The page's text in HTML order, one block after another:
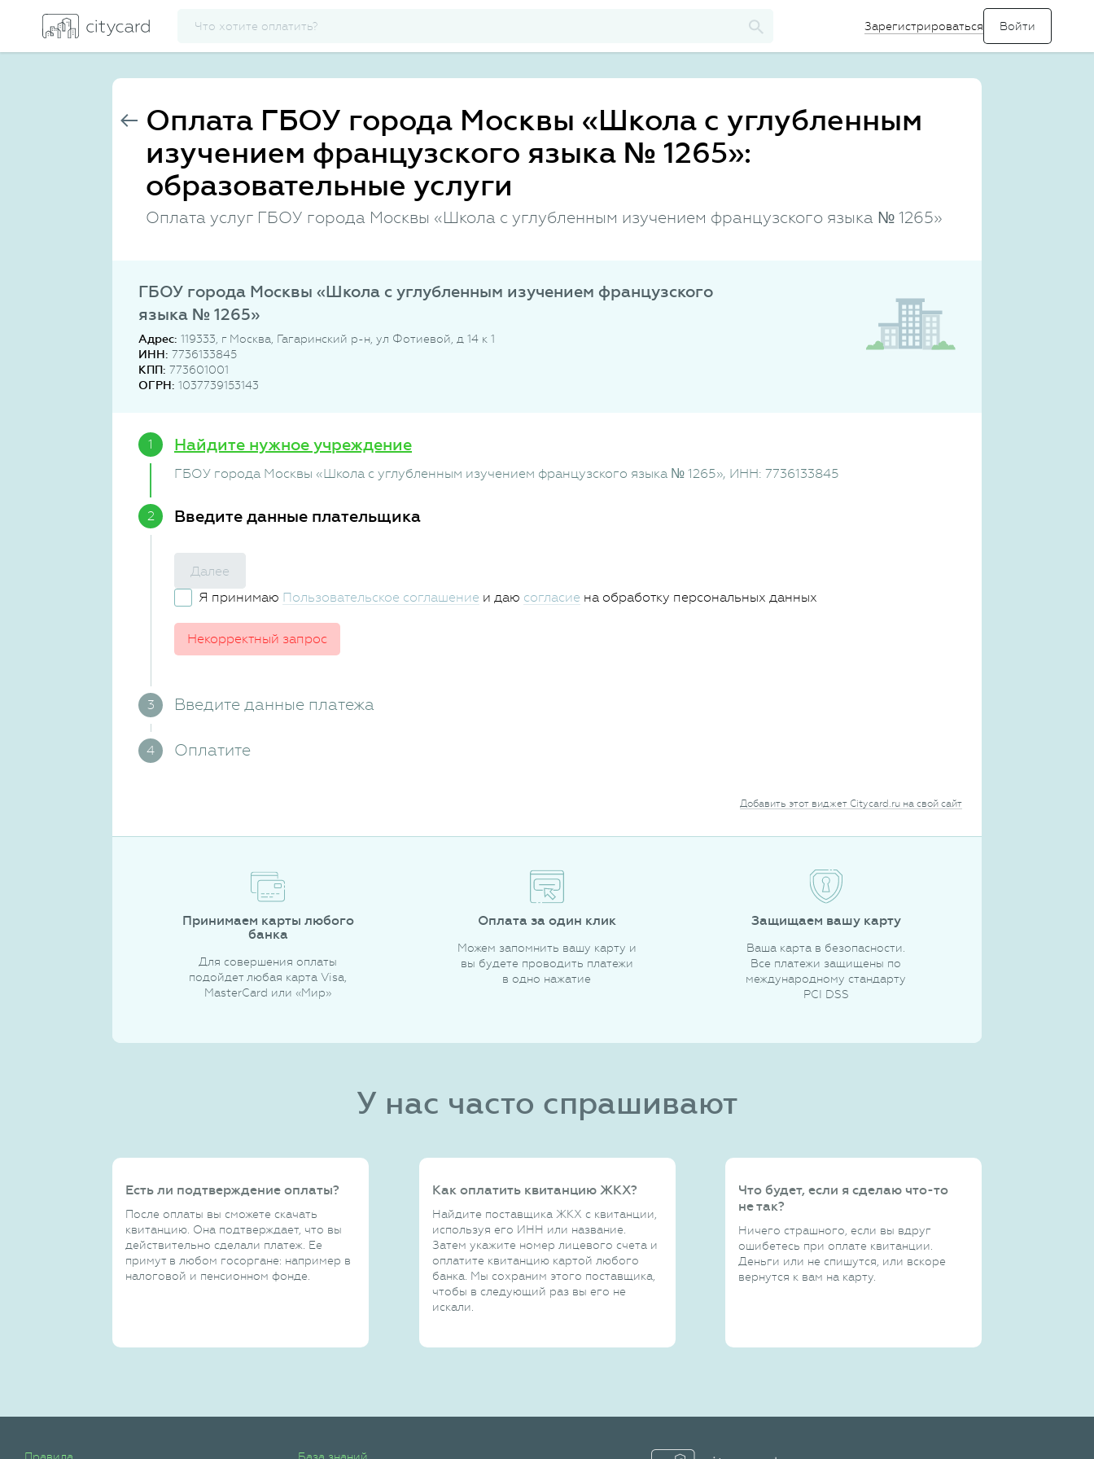
Зарегистрироваться
Оплата ГБОУ города Москвы «Школа с углубленным
изучением французского языка № 1265»:
образовательные услуги
Оплата услуг ГБОУ города Москвы «Школа с углубленным изучением французского языка № 1265»
ГБОУ города Москвы «Школа с углубленным изучением французского
языка № 1265»
Адрес: 119333, г Москва, Гагаринский р-н, ул Фотиевой, д 14 к 1
ИНН: 7736133845
КПП: 773601001
ОГРН: 1037739153143
Найдите нужное учреждение
ГБОУ города Москвы «Школа с углубленным изучением французского языка № 1265», ИНН: 7736133845
Введите данные плательщика
Далее
Я принимаю Пользовательское соглашение и даю согласие на обработку персональных данных
Некорректный запрос
Введите данные платежа
Оплатите
Добавить этот виджет Citycard.ru на свой сайт
Принимаем карты любого
банка
Для совершения оплаты
подойдет любая карта Visa,
MasterCard или «Мир»
Оплата за один клик
Можем запомнить вашу карту и
вы будете проводить платежи
в одно нажатие
Защищаем вашу карту
Ваша карта в безопасности.
Все платежи защищены по
международному стандарту
PCI DSS
У нас часто спрашивают
Есть ли подтверждение оплаты?
После оплаты вы сможете скачать
квитанцию. Она подтверждает, что вы
действительно сделали платеж. Ее
примут в любом госоргане: например в
налоговой и пенсионном фонде.
Как оплатить квитанцию ЖКХ?
Найдите поставщика ЖКХ с квитанции,
используя его ИНН или название.
Затем укажите номер лицевого счета и
оплатите квитанцию картой любого
банка. Мы сохраним этого поставщика,
чтобы в следующий раз вы его не
искали.
Что будет, если я сделаю что-то
не так?
Ничего страшного, если вы вдруг
ошибетесь при оплате квитанции.
Деньги или не спишутся, или вскоре
вернутся к вам на карту.